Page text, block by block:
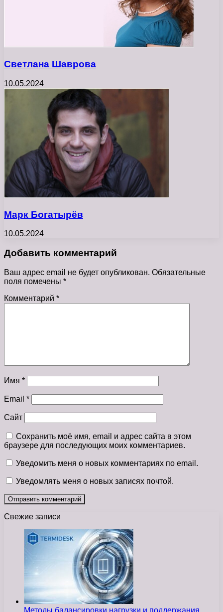
Светлана Шаврова
10.05.2024
Марк Богатырёв
10.05.2024
Добавить комментарий
Ваш адрес email не будет опубликован. Обязательные
поля помечены *
Комментарий *
Имя *
Email *
Сайт
Сохранить моё имя, email и адрес сайта в этом
браузере для последующих моих комментариев.
Уведомить меня о новых комментариях по email.
Уведомлять меня о новых записях почтой.
Свежие записи
Методы балансировки нагрузки и поддержания